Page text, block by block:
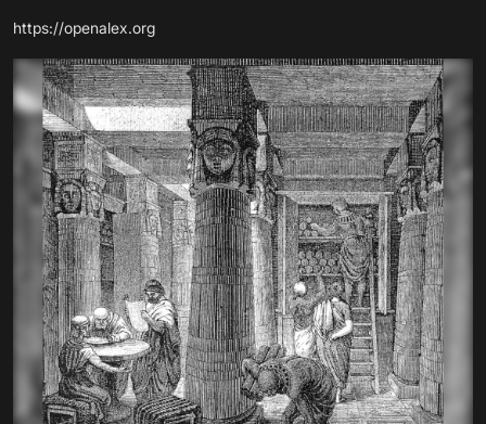
https://openalex.org